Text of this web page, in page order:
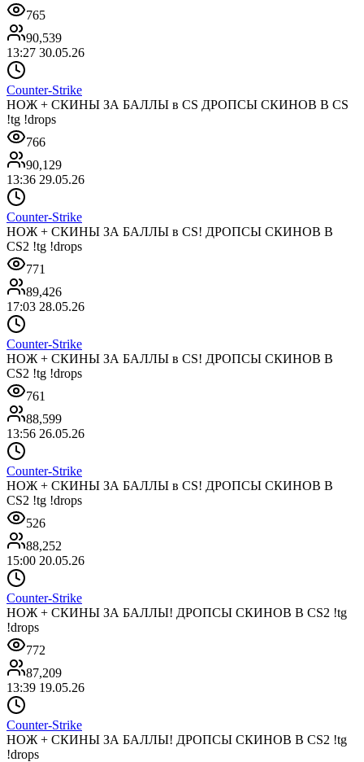
765
90,539
13:27 30.05.26
Counter-Strike
НОЖ + СКИНЫ ЗА БАЛЛЫ в CS ДРОПСЫ СКИНОВ В CS
!tg !drops
766
90,129
13:36 29.05.26
Counter-Strike
НОЖ + СКИНЫ ЗА БАЛЛЫ в CS! ДРОПСЫ СКИНОВ В
CS2 !tg !drops
771
89,426
17:03 28.05.26
Counter-Strike
НОЖ + СКИНЫ ЗА БАЛЛЫ в CS! ДРОПСЫ СКИНОВ В
CS2 !tg !drops
761
88,599
13:56 26.05.26
Counter-Strike
НОЖ + СКИНЫ ЗА БАЛЛЫ в CS! ДРОПСЫ СКИНОВ В
CS2 !tg !drops
526
88,252
15:00 20.05.26
Counter-Strike
НОЖ + СКИНЫ ЗА БАЛЛЫ! ДРОПСЫ СКИНОВ В CS2 !tg
!drops
772
87,209
13:39 19.05.26
Counter-Strike
НОЖ + СКИНЫ ЗА БАЛЛЫ! ДРОПСЫ СКИНОВ В CS2 !tg
!drops